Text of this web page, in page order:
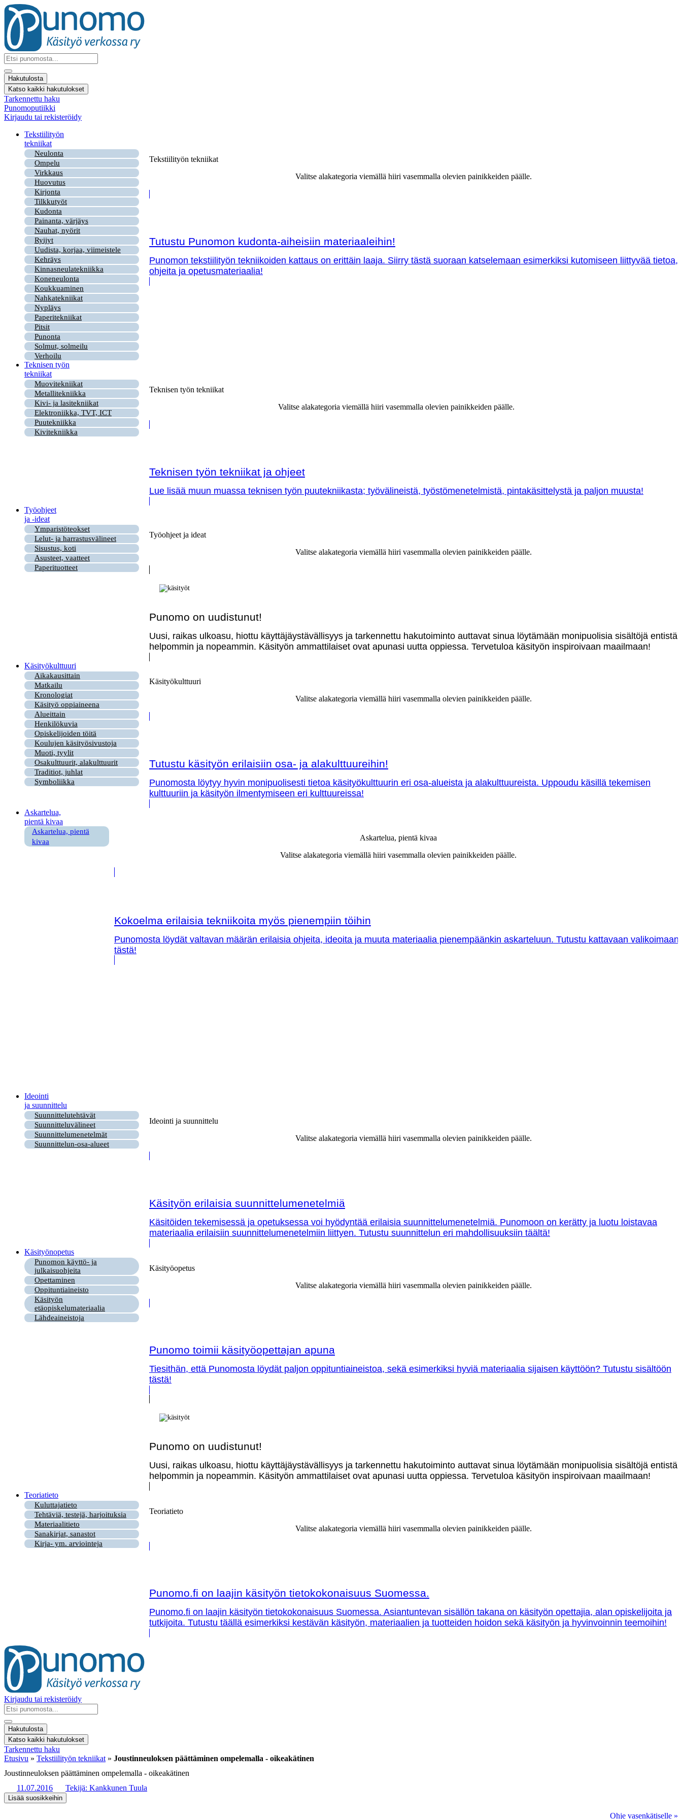
Mene
sisältöön
Search
...
Hakutulosta
Katso kaikki hakutulokset
Tarkennettu haku
Punomoputiikki
Kirjaudu tai rekisteröidy
Tekstiilityön
tekniikat
Neulonta
Ompelu
Virkkaus
Huovutus
Kirjonta
Tilkkutyöt
Kudonta
Painanta, värjäys
Nauhat, nyörit
Ryijyt
Uudista, korjaa, viimeistele
Kehräys
Kinnasneulatekniikka
Koneneulonta
Koukkuaminen
Nahkatekniikat
Nypläys
Paperitekniikat
Pitsit
Punonta
Solmut, solmeilu
Verhoilu
Tekstiilityön tekniikat
Valitse alakategoria viemällä hiiri vasemmalla olevien painikkeiden päälle.
Tutustu Punomon kudonta-aiheisiin materiaaleihin!
Punomon tekstiilityön tekniikoiden kattaus on erittäin laaja. Siirry tästä suoraan katselemaan esimerkiksi kutomiseen liittyvää tietoa,
ohjeita ja opetusmateriaalia!
Teknisen työn
tekniikat
Muovitekniikat
Metallitekniikka
Kivi- ja lasitekniikat
Elektroniikka, TVT, ICT
Puutekniikka
Kivitekniikka
Teknisen työn tekniikat
Valitse alakategoria viemällä hiiri vasemmalla olevien painikkeiden päälle.
Teknisen työn tekniikat ja ohjeet
Lue lisää muun muassa teknisen työn puutekniikasta; työvälineistä, työstömenetelmistä, pintakäsittelystä ja paljon muusta!
Työohjeet
ja -ideat
Ymparistöteokset
Lelut- ja harrastusvälineet
Sisustus, koti
Asusteet, vaatteet
Paperituotteet
Työohjeet ja ideat
Valitse alakategoria viemällä hiiri vasemmalla olevien painikkeiden päälle.
Punomo on uudistunut!
Uusi, raikas ulkoasu, hiottu käyttäjäystävällisyys ja tarkennettu hakutoiminto auttavat sinua löytämään monipuolisia sisältöjä entistä
helpommin ja nopeammin. Käsityön ammattilaiset ovat apunasi uutta oppiessa. Tervetuloa käsityön inspiroivaan maailmaan!
Käsityökulttuuri
Aikakausittain
Matkailu
Kronologiat
Käsityö oppiaineena
Alueittain
Henkilökuvia
Opiskelijoiden töitä
Koulujen käsityösivustoja
Muoti, tyylit
Osakulttuurit, alakulttuurit
Traditiot, juhlat
Symboliikka
Käsityökulttuuri
Valitse alakategoria viemällä hiiri vasemmalla olevien painikkeiden päälle.
Tutustu käsityön erilaisiin osa- ja alakulttuureihin!
Punomosta löytyy hyvin monipuolisesti tietoa käsityökulttuurin eri osa-alueista ja alakulttuureista. Uppoudu käsillä tekemisen
kulttuuriin ja käsityön ilmentymiseen eri kulttuureissa!
Askartelua,
pientä kivaa
Askartelua, pientä
kivaa
Askartelua, pientä kivaa
Valitse alakategoria viemällä hiiri vasemmalla olevien painikkeiden päälle.
Kokoelma erilaisia tekniikoita myös pienempiin töihin
Punomosta löydät valtavan määrän erilaisia ohjeita, ideoita ja muuta materiaalia pienempäänkin askarteluun. Tutustu kattavaan valikoimaan
tästä!
Ideointi
ja suunnittelu
Suunnittelutehtävät
Suunnitteluvälineet
Suunnittelumenetelmät
Suunnittelun-osa-alueet
Ideointi ja suunnittelu
Valitse alakategoria viemällä hiiri vasemmalla olevien painikkeiden päälle.
Käsityön erilaisia suunnittelumenetelmiä
Käsitöiden tekemisessä ja opetuksessa voi hyödyntää erilaisia suunnittelumenetelmiä. Punomoon on kerätty ja luotu loistavaa
materiaalia erilaisiin suunnittelumenetelmiin liittyen. Tutustu suunnittelun eri mahdollisuuksiin täältä!
Käsityönopetus
Punomon käyttö- ja
julkaisuohjeita
Opettaminen
Oppituntiaineisto
Käsityön
etäopiskelumateriaalia
Lähdeaineistoja
Käsityöopetus
Valitse alakategoria viemällä hiiri vasemmalla olevien painikkeiden päälle.
Punomo toimii käsityöopettajan apuna
Tiesithän, että Punomosta löydät paljon oppituntiaineistoa, sekä esimerkiksi hyviä materiaalia sijaisen käyttöön? Tutustu sisältöön
tästä!
Punomo on uudistunut!
Uusi, raikas ulkoasu, hiottu käyttäjäystävällisyys ja tarkennettu hakutoiminto auttavat sinua löytämään monipuolisia sisältöjä entistä
helpommin ja nopeammin. Käsityön ammattilaiset ovat apunasi uutta oppiessa. Tervetuloa käsityön inspiroivaan maailmaan!
Teoriatieto
Kuluttajatieto
Tehtäviä, testejä, harjoituksia
Materiaalitieto
Sanakirjat, sanastot
Kirja- ym. arviointeja
Teoriatieto
Valitse alakategoria viemällä hiiri vasemmalla olevien painikkeiden päälle.
Punomo.fi on laajin käsityön tietokokonaisuus Suomessa.
Punomo.fi on laajin käsityön tietokokonaisuus Suomessa. Asiantuntevan sisällön takana on käsityön opettajia, alan opiskelijoita ja
tutkijoita. Tutustu täällä esimerkiksi kestävän käsityön, materiaalien ja tuotteiden hoidon sekä käsityön ja hyvinvoinnin teemoihin!
Kirjaudu tai rekisteröidy
Search
...
Hakutulosta
Katso kaikki hakutulokset
Tarkennettu haku
Etusivu » Tekstiilityön tekniikat » Joustinneuloksen päättäminen ompelemalla - oikeakätinen
Joustinneuloksen päättäminen ompelemalla - oikeakätinen
11.07.2016
Tekijä: Kankkunen Tuula
Lisää suosikkeihin
Ohje vasenkätiselle »